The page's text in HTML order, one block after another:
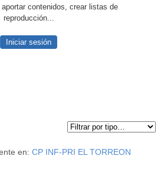
aportar contenidos, crear listas de
reproducción...
Iniciar sesión
en: CP INF-PRI EL TORREON